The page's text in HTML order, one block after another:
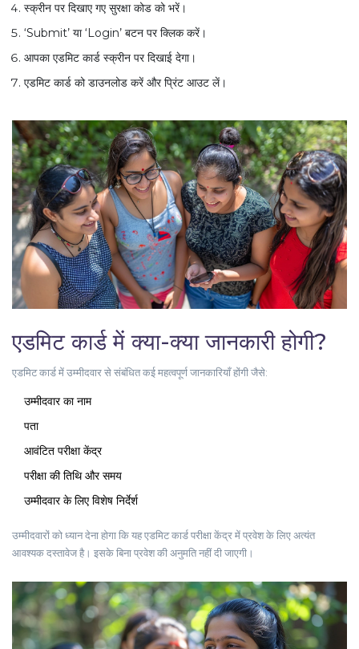
स्क्रीन पर दिखाए गए सुरक्षा कोड को भरें।
‘Submit’ या ‘Login’ बटन पर क्लिक करें।
आपका एडमिट कार्ड स्क्रीन पर दिखाई देगा।
एडमिट कार्ड को डाउनलोड करें और प्रिंट आउट लें।
एडमिट कार्ड में क्या-क्या जानकारी होगी?
एडमिट कार्ड में उम्मीदवार से संबंधित कई महत्वपूर्ण जानकारियाँ होंगी जैसे:
उम्मीदवार का नाम
पता
आवंटित परीक्षा केंद्र
परीक्षा की तिथि और समय
उम्मीदवार के लिए विशेष निर्देर्श
उम्मीदवारों को ध्यान देना होगा कि यह एडमिट कार्ड परीक्षा केंद्र में प्रवेश के लिए अत्यंत
आवश्यक दस्तावेज है। इसके बिना प्रवेश की अनुमति नहीं दी जाएगी।